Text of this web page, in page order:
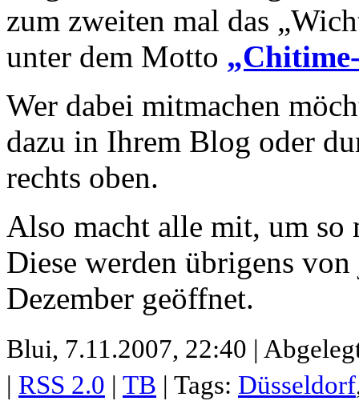
zum zweiten mal das
unter dem Motto
Wer dabei mitmachen
dazu in Ihrem Blog oder
rechts oben.
Also macht alle mit, um so
Diese werden übrigens
Dezember geöffnet.
Blui, 7.11.2007, 22:40 |
| RSS 2.0 | TB | Tags: Düsseldorf